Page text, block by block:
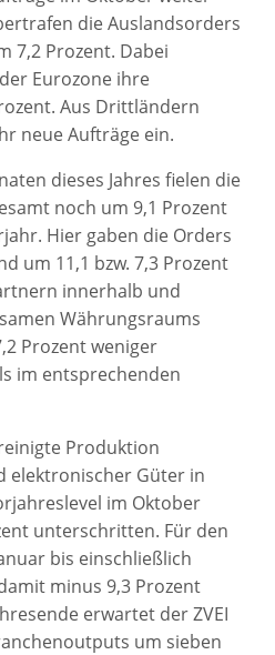
die Auslandsorders
7,2 Prozent. Dabei
Eurozone ihre
Aus Drittländern
neue Aufträge ein.
dieses Jahres fielen die
noch um 9,1 Prozent
Hier gaben die Orders
um 11,1 bzw. 7,3 Prozent
innerhalb und
Währungsraums
Prozent weniger
im entsprechenden
Produktion
elektronischer Güter in
im Oktober
unterschritten. Für den
bis einschließlich
minus 9,3 Prozent
erwartet der ZVEI
um sieben